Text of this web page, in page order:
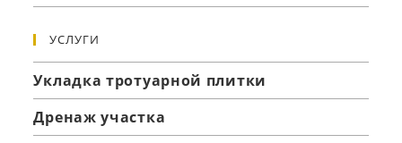
УСЛУГИ
Укладка тротуарной плитки
Дренаж участка